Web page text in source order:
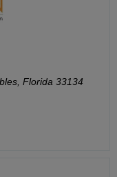
Florida 33134